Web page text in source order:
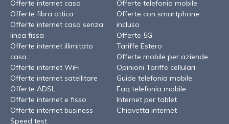
Offerte internet casa
Offerte fibra ottica
Offerte internet casa senza
linea fissa
Offerte internet illimitato
casa
Offerte internet WiFi
Offerte internet satellitare
Offerte ADSL
Offerte internet e fisso
Offerte internet business
Speed test
Offerte telefonia mobile
Offerte con smartphone
incluso
Offerte 5G
Tariffe Estero
Offerte mobile per aziende
Opinioni Tariffe cellulari
Guide telefonia mobile
Faq telefonia mobile
Internet per tablet
Chiavetta internet